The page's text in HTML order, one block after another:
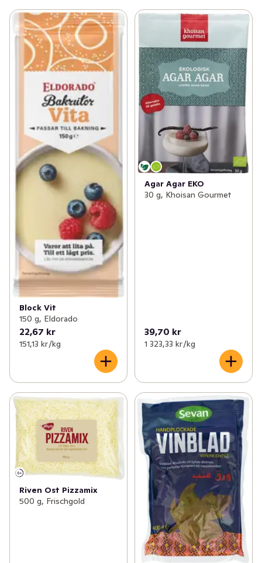
Block Vit
150 g, Eldorado
22,67 kr
151,13 kr /kg
Agar Agar EKO
30 g, Khoisan Gourmet
39,70 kr
1 323,33 kr /kg
Riven Ost Pizzamix
500 g, Frischgold